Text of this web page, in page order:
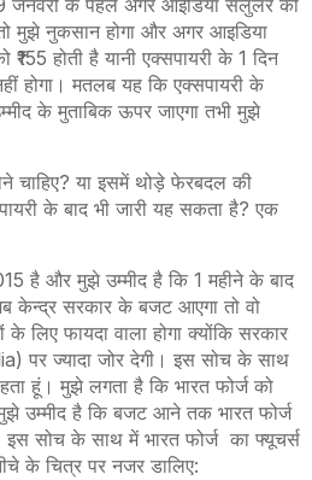
मुझे नुकसान होगा और अगर आइडिया
होती है यानी एक्सपायरी के 1 दिन
होगा। मतलब यह कि एक्सपायरी के
के मुताबिक ऊपर जाएगा तभी मुझे
चाहिए? या इसमें थोड़े फेरबदल की
के बाद भी जारी यह सकता है? एक
है और मुझे उम्मीद है कि 1 महीने के बाद
केन्द्र सरकार के बजट आएगा तो वो
लिए फायदा वाला होगा क्योंकि सरकार
) पर ज्यादा जोर देगी। इस सोच के साथ
हूं। मुझे लगता है कि भारत फोर्ज को
उम्मीद है कि बजट आने तक भारत फोर्ज
इस सोच के साथ में भारत फोर्ज का फ्यूचर्स
के चित्र पर नजर डालिए: